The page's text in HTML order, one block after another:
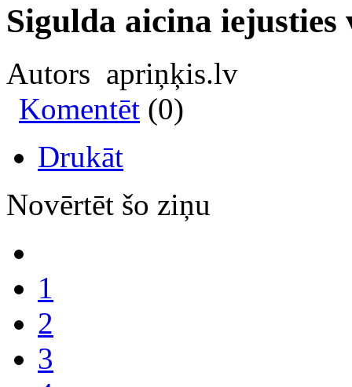
Sigulda aicina
Autors apriņķis.lv
Komentēt (0)
Drukāt
Novērtēt šo ziņu
1
2
3